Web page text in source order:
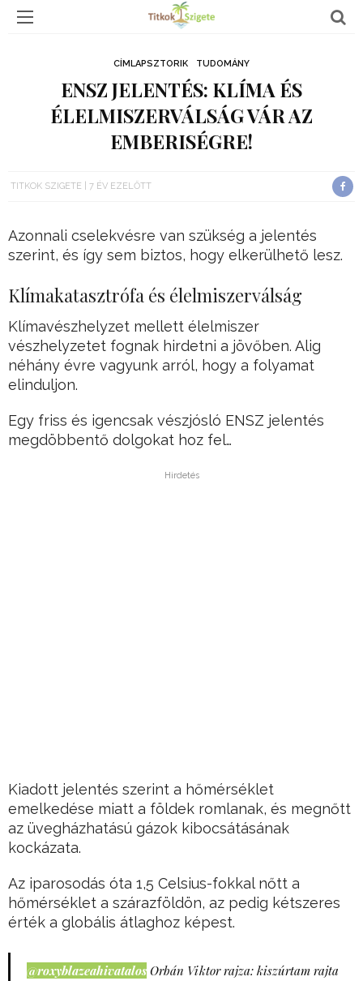
CÍMLAPSZTORIK TUDOMÁNY
ENSZ JELENTÉS: KLÍMA ÉS
ÉLELMISZERVÁLSÁG VÁR AZ
EMBERISÉGRE!
TITKOK SZIGETE 7 ÉV EZELŐTT
Azonnali cselekvésre van szükség a jelentés
szerint, és így sem biztos, hogy elkerülhető lesz.
Klímakatasztrófa és élelmiszerválság
Klímavészhelyzet mellett élelmiszer
vészhelyzetet fognak hirdetni a jövőben. Alig
néhány évre vagyunk arról, hogy a folyamat
elinduljon.
Egy friss és igencsak vészjósló ENSZ jelentés
megdöbbentő dolgokat hoz fel…
Hirdetés
Kiadott jelentés szerint a hőmérséklet
emelkedése miatt a földek romlanak, és megnőtt
az üvegházhatású gázok kibocsátásának
kockázata.
Az iparosodás óta 1,5 Celsius-fokkal nőtt a
hőmérséklet a szárazföldön, az pedig kétszeres
érték a globális átlaghoz képest.
@roxyblazeahivatalos Orbán Viktor rajza: kiszúrtam rajta